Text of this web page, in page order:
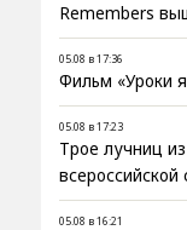
Remembers
05.08 в 17:36
Фильм «Уроки
05.08 в 17:23
Трое лучниц
05.08 в 16:21